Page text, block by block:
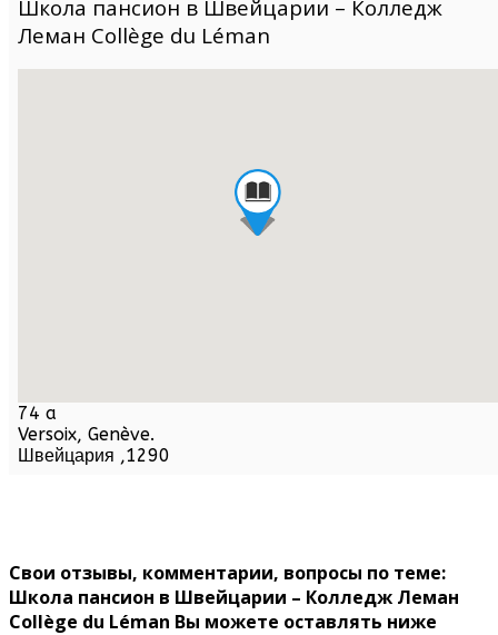
Школа пансион в Швейцарии – Колледж
Леман Collège du Léman
74 a
Versoix, Genève.
Швейцария ,1290
Свои отзывы, комментарии, вопросы по теме:
Школа пансион в Швейцарии – Колледж Леман
Collège du Léman Вы можете оставлять ниже